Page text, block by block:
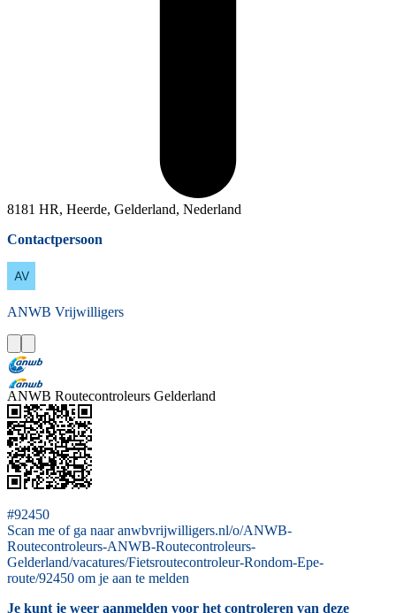
8181 HR, Heerde, Gelderland, Nederland
Contactpersoon
ANWB Vrijwilligers
ANWB Routecontroleurs Gelderland
#92450
Scan me of ga naar anwbvrijwilligers.nl/o/ANWB-
Routecontroleurs-ANWB-Routecontroleurs-
Gelderland/vacatures/Fietsroutecontroleur-Rondom-Epe-
route/92450 om je aan te melden
Je kunt je weer aanmelden voor het controleren van deze